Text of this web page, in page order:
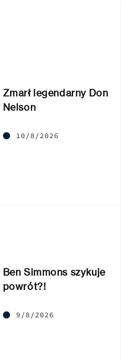
Zmarł legendarny Don
Nelson
10/8/2026
Ben Simmons szykuje
powrót?!
9/8/2026